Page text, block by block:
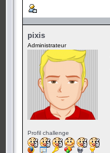
pixis
Administrateur
Profil challenge